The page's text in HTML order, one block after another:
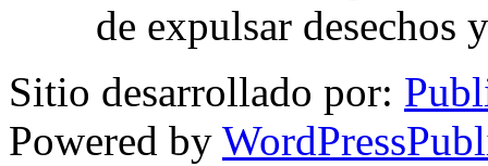
de expulsar
Sitio desarrollado por:
Powered by